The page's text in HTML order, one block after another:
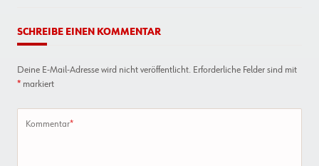
SCHREIBE EINEN KOMMENTAR
Deine E-Mail-Adresse wird nicht veröffentlicht. Erforderliche Felder sind mit
* markiert
Kommentar*